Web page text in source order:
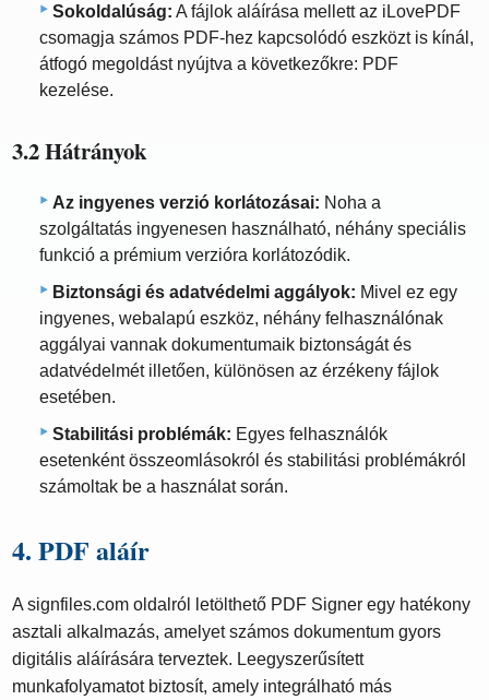
Sokoldalúság: A fájlok aláírása mellett az iLovePDF
csomagja számos PDF-hez kapcsolódó eszközt is kínál,
átfogó megoldást nyújtva a következőkre: PDF
kezelése.
3.2 Hátrányok
Az ingyenes verzió korlátozásai: Noha a
szolgáltatás ingyenesen használható, néhány speciális
funkció a prémium verzióra korlátozódik.
Biztonsági és adatvédelmi aggályok: Mivel ez egy
ingyenes, webalapú eszköz, néhány felhasználónak
aggályai vannak dokumentumaik biztonságát és
adatvédelmét illetően, különösen az érzékeny fájlok
esetében.
Stabilitási problémák: Egyes felhasználók
esetenként összeomlásokról és stabilitási problémákról
számoltak be a használat során.
4. PDF aláír
A signfiles.com oldalról letölthető PDF Signer egy hatékony
asztali alkalmazás, amelyet számos dokumentum gyors
digitális aláírására terveztek. Leegyszerűsített
munkafolyamatot biztosít, amely integrálható más